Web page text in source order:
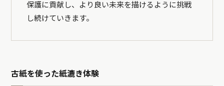
保護に貢献し、より良い未来を描けるように挑戦
し続けていきます。
古紙を使った紙漉き体験